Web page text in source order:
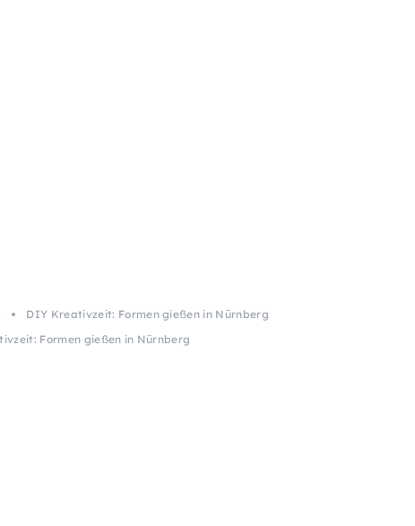
DIY Kreativzeit: Formen gießen in Nürnberg
Formen gießen in Nürnberg